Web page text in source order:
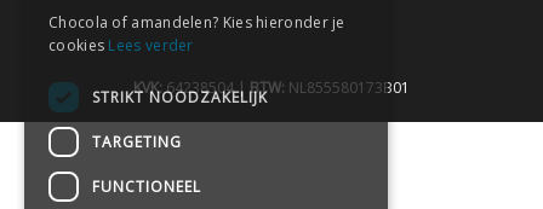
KVK:64238504 | BTW: NL855580173B01
DUTCH
Chocola of amandelen? Kies hieronder je
cookies Lees verder
STRIKT NOODZAKELIJK
TARGETING
FUNCTIONEEL